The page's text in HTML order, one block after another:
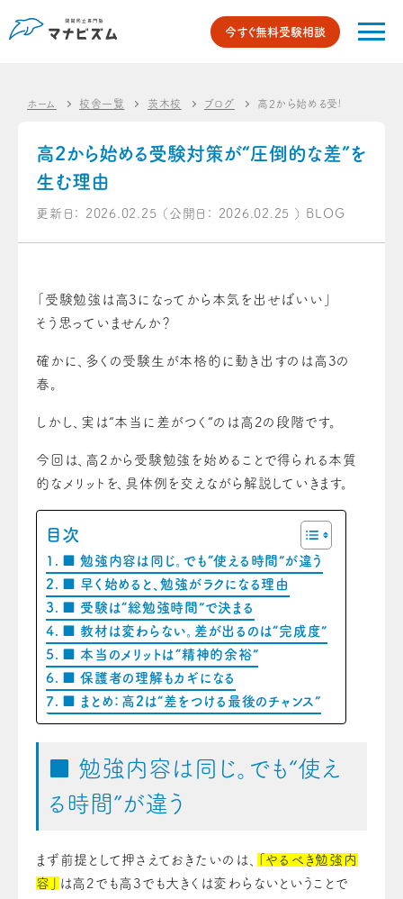
今すぐ無料受験相談
ホーム 校舎一覧 茨木校 ブログ 高2から始める受験対策が“
高2から始める受験対策が“圧倒的な差”を
生む理由
更新日： 2026.02.25 （公開日： 2026.02.25 ） BLOG
「受験勉強は高3になってから本気を出せばいい」
そう思っていませんか？
確かに、多くの受験生が本格的に動き出すのは高3の
春。
しかし、実は“本当に差がつく”のは高2の段階です。
今回は、高2から受験勉強を始めることで得られる本質
的なメリットを、具体例を交えながら解説していきます。
目次
■ 勉強内容は同じ。でも“使える時間”が違う
■ 早く始めると、勉強がラクになる理由
■ 受験は“総勉強時間”で決まる
■ 教材は変わらない。差が出るのは“完成度”
■ 本当のメリットは“精神的余裕”
■ 保護者の理解もカギになる
■ まとめ：高2は“差をつける最後のチャンス”
■ 勉強内容は同じ。でも“使え
る時間”が違う
まず前提として押さえておきたいのは、
「やるべき勉強内
容」
は高2でも高3でも大きくは変わらないということで